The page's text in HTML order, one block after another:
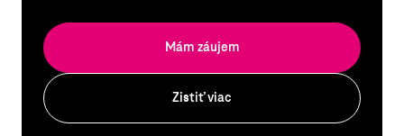
Mám záujem
Zistiť viac